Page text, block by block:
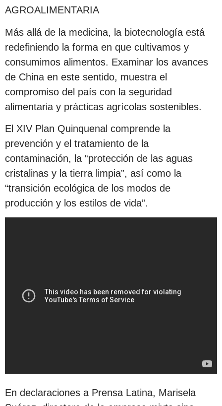
AGROALIMENTARIA
Más allá de la medicina, la biotecnología está
redefiniendo la forma en que cultivamos y
consumimos alimentos. Examinar los avances
de China en este sentido, muestra el
compromiso del país con la seguridad
alimentaria y prácticas agrícolas sostenibles.
El XIV Plan Quinquenal comprende la
prevención y el tratamiento de la
contaminación, la “protección de las aguas
cristalinas y la tierra limpia”, así como la
“transición ecológica de los modos de
producción y los estilos de vida”.
En declaraciones a Prensa Latina, Marisela